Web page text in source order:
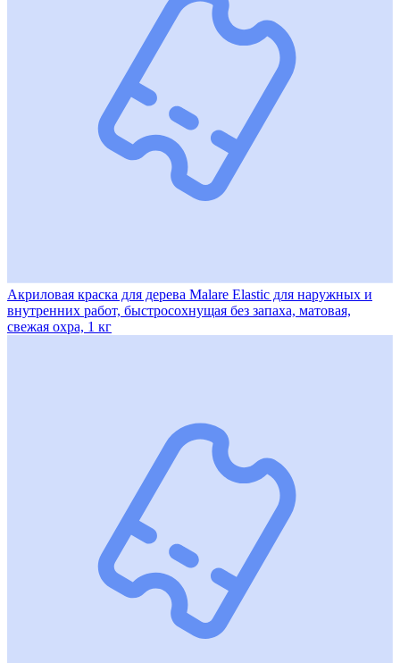
Акриловая краска для дерева Malare Elastic для наружных и
внутренних работ, быстросохнущая без запаха, матовая,
свежая охра, 1 кг